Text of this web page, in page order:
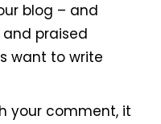
blog – and
praised
want to write
your comment, it